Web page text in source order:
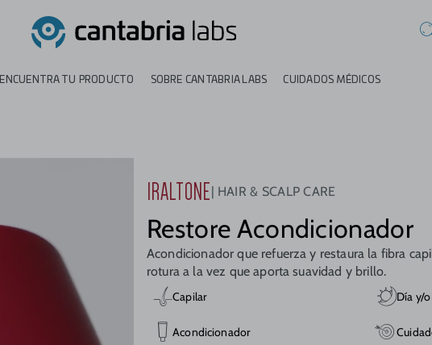
ENCUENTRA TU PRODUCTO SOBRE CANTABRIA LABS CUIDADOS MÉDICOS
IRALTONE HAIR & SCALP CARE
Restore Acondicionador
Acondicionador que refuerza y restaura la fibra
rotura a la vez que aporta suavidad y brillo.
Capilar Día y/
Acondicionador